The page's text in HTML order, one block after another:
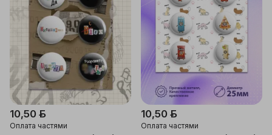
10,50 ƃ
Оплата частями
10,50 ƃ
Оплата частями